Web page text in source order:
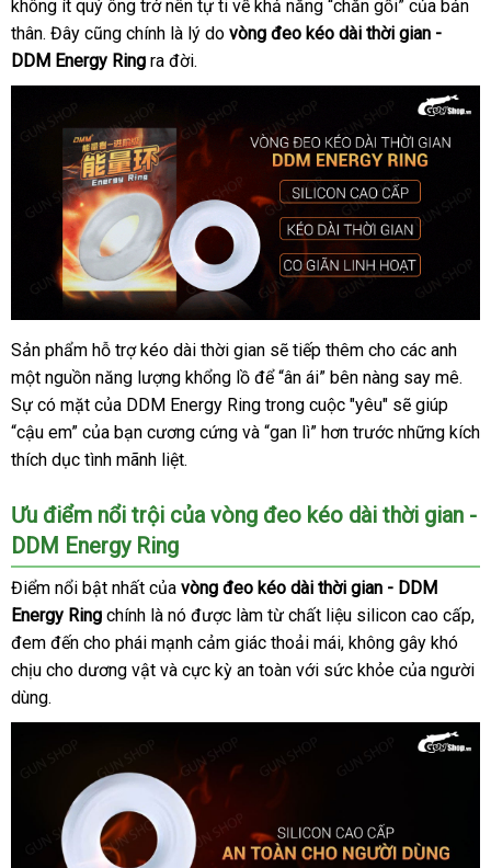
hàngxứ
mãi
không ít quý ông trở nên tự ti về khả năng “chăn gối” giá
sỉ
của bản
thânto
. Đây Hàn
Quốc
cũng chính là lý do vòng đeo kéo dài thời gian -
DDM Energy Ring ra đời.
Vòng
đeo
kéo
dài
thời
DDM
Energy
Ring
Sản phẩm hỗ trợ kéo dài thời gian theo
yêu
cầu
sẽ tiếp thêm cho mini
các anh
một nguồn năng lượng khổng lồ cung
cấp
để “ân ái” bên nàng say mê.
Sự có mặt sản
xuất
của DDM Energy Ring trong cuộc "yêu" khuyến
mãi
sẽ giúp
“cậu em” tự
động
của bạn cương cứng Đài
và “gan lì” hơn trước xưởng
những kích
thích dục tình mãnh liệt.
Ưu điểm nổi trội bảo
hành
của vòng đeo kéo dài thời gian -
DDM Energy Ring
Điểm nổi bật nhất có
nên
chọn
của vòng đeo kéo dài thời gian - DDM
Energy Ring chính là nó theo
yêu
cầu
được làm từ chất liệu silicon cao cấp,
đem đến cho phái mạnh cảm giác thoải máiđặt
mua
, không gây khó
chịu cho dương vật sản
và cực kỳ an toàn ở
với sức khỏe cũ
của người
dùng.